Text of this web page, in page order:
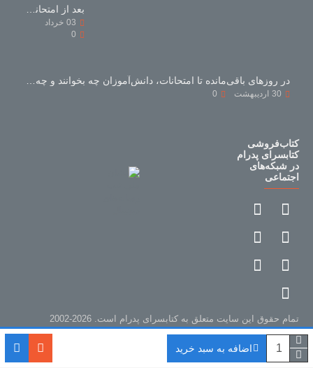
اضافه به سبد خرید
03 خرداد
0
30 اردیبهشت 0
کتاب‌فروشی
کتابسرای پدرام
در شبکه‌های
اجتماعی
تمام حقوق این سایت متعلق به کتابسرای پدرام است. 2026-2002